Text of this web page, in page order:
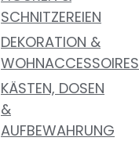
SCHNITZEREIEN
DEKORATION &
WOHNACCESSOIRES
KÄSTEN, DOSEN
&
AUFBEWAHRUNG